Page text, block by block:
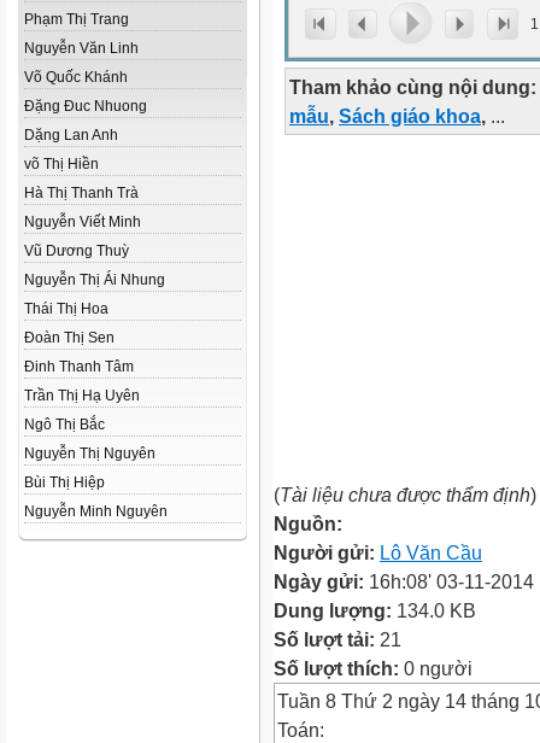
Phạm Thị Trang
Nguyễn Văn Linh
Võ Quốc Khánh
Đặng Đuc Nhuong
Dặng Lan Anh
võ Thị Hiền
Hà Thị Thanh Trà
Nguyễn Viết Minh
Vũ Dương Thuỳ
Nguyễn Thị Ái Nhung
Thái Thị Hoa
Đoàn Thị Sen
Đinh Thanh Tâm
Trần Thị Hạ Uyên
Ngô Thị Bắc
Nguyễn Thị Nguyên
Bùi Thị Hiệp
Nguyễn Minh Nguyên
1
Tham khảo cùng nội dung:
mẫu, Sách giáo khoa, ...
(Tài liệu chưa được thẩm định)
Nguồn:
Người gửi: Lô Văn Cầu
Ngày gửi: 16h:08' 03-11-2014
Dung lượng: 134.0 KB
Số lượt tải: 21
Số lượt thích: 0 người
Tuần 8 Thứ 2 ngày 14 tháng
Toán: